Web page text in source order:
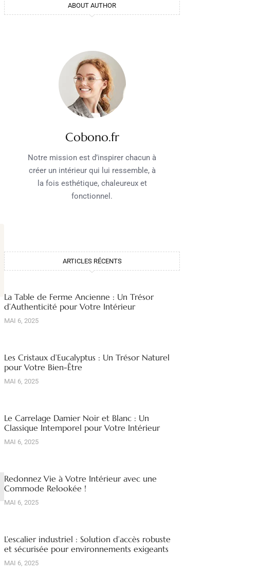
ABOUT AUTHOR
Cobono.fr
Notre mission est d’inspirer chacun à
créer un intérieur qui lui ressemble, à
la fois esthétique, chaleureux et
fonctionnel.
ARTICLES RÉCENTS
La Table de Ferme Ancienne : Un Trésor
d’Authenticité pour Votre Intérieur
MAI 6, 2025
Les Cristaux d’Eucalyptus : Un Trésor Naturel
pour Votre Bien-Être
MAI 6, 2025
Le Carrelage Damier Noir et Blanc : Un
Classique Intemporel pour Votre Intérieur
MAI 6, 2025
Redonnez Vie à Votre Intérieur avec une
Commode Relookée !
MAI 6, 2025
L’escalier industriel : Solution d’accès robuste
et sécurisée pour environnements exigeants
MAI 6, 2025